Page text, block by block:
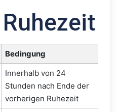
Bedingung
Innerhalb von 24
Stunden nach Ende der
vorherigen Ruhezeit